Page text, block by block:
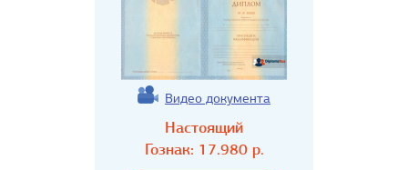
Видео документа
Настоящий
Гознак: 17.980р.